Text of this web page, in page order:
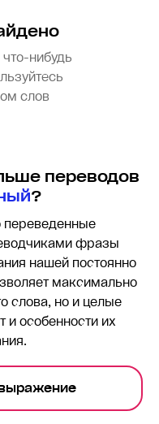
нибудь
слов
переводов
?
переведенные
фразы
нашей постоянно
максимально
слова, но и целые
и особенности их